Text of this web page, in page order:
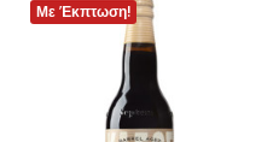
Με Έκπτωση!